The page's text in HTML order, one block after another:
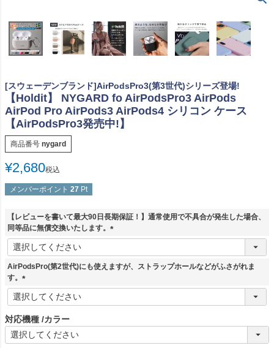
[スウェーデンブランド]AirPodsPro3(第3世代)シリーズ登場!
【Holdit】 NYGARD fo AirPodsPro3 AirPods
AirPod Pro AirPods3 AirPods4 シリコン ケース
【AirPodsPro3発売中!】
商品番号 nygard
¥2,680税込
メンバーポイント 27 Pt
【レビューを書いて最大90日長期保証！】通常使用で不具合が発生した場合、
同等品に無償交換いたします。
(
須
AirPodsPro(第2世代)にも使えますが、ストラップホールなどがふさがれま
す。
(
必
)
対応機種 カラー